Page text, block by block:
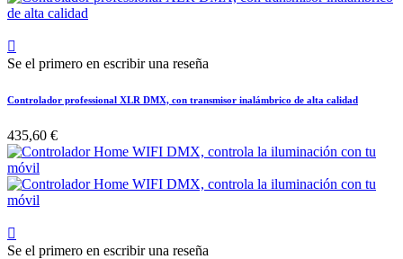

Se el primero en escribir una reseña
Controlador professional XLR DMX, con transmisor inalámbrico de alta calidad
435,60 €

Se el primero en escribir una reseña